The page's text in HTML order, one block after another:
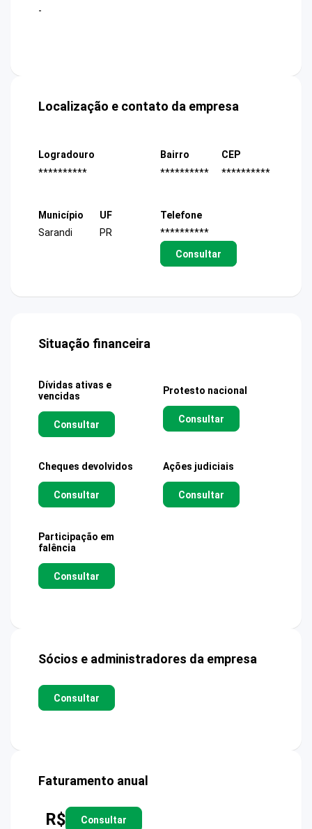
-
Localização e contato da empresa
Logradouro
**********
Bairro
**********
CEP
**********
Município
Sarandi
UF
PR
Telefone
**********
Consultar
Situação financeira
Dívidas ativas e
vencidas
Consultar
Protesto nacional
Consultar
Cheques devolvidos
Consultar
Ações judiciais
Consultar
Participação em
falência
Consultar
Sócios e administradores da empresa
Consultar
Faturamento anual
R$ Consultar